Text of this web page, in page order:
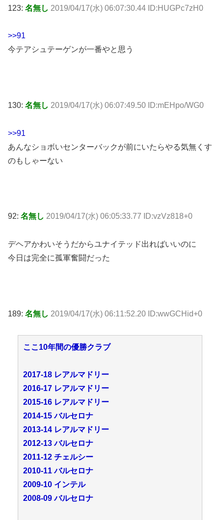
123: 名無し 2019/04/17(水) 06:07:30.44 ID:HUGPc7zH0
>>91
今テアシュテーゲンが一番やと思う
130: 名無し 2019/04/17(水) 06:07:49.50 ID:mEHpo/WG0
>>91
あんなショボいセンターバックが前にいたらやる気無くす
のもしゃーない
92: 名無し 2019/04/17(水) 06:05:33.77 ID:vzVz818+0
デヘアかわいそうだからユナイテッド出ればいいのに
今日は完全に孤軍奮闘だった
189: 名無し 2019/04/17(水) 06:11:52.20 ID:wwGCHid+0
ここ10年間の優勝クラブ
2017-18 レアルマドリー
2016-17 レアルマドリー
2015-16 レアルマドリー
2014-15 バルセロナ
2013-14 レアルマドリー
2012-13 バルセロナ
2011-12 チェルシー
2010-11 バルセロナ
2009-10 インテル
2008-09 バルセロナ